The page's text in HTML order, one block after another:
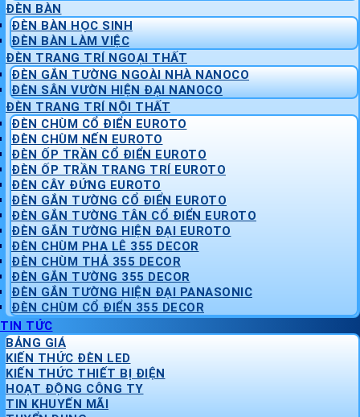
ĐÈN BÀN
ĐÈN BÀN HỌC SINH
ĐÈN BÀN LÀM VIỆC
ĐÈN TRANG TRÍ NGOẠI THẤT
ĐÈN GẮN TƯỜNG NGOÀI NHÀ NANOCO
ĐÈN SÂN VƯỜN HIỆN ĐẠI NANOCO
ĐÈN TRANG TRÍ NỘI THẤT
ĐÈN CHÙM CỔ ĐIỂN EUROTO
ĐÈN CHÙM NẾN EUROTO
ĐÈN ỐP TRẦN CỔ ĐIỂN EUROTO
ĐÈN ỐP TRẦN TRANG TRÍ EUROTO
ĐÈN CÂY ĐỨNG EUROTO
ĐÈN GẮN TƯỜNG CỔ ĐIỂN EUROTO
ĐÈN GẮN TƯỜNG TÂN CỔ ĐIỂN EUROTO
ĐÈN GẮN TƯỜNG HIỆN ĐẠI EUROTO
ĐÈN CHÙM PHA LÊ 355 DECOR
ĐÈN CHÙM THẢ 355 DECOR
ĐÈN GẮN TƯỜNG 355 DECOR
ĐÈN GẮN TƯỜNG HIỆN ĐẠI PANASONIC
ĐÈN CHÙM CỔ ĐIỂN 355 DECOR
TIN TỨC
BẢNG GIÁ
KIẾN THỨC ĐÈN LED
KIẾN THỨC THIẾT BỊ ĐIỆN
HOẠT ĐỘNG CÔNG TY
TIN KHUYẾN MÃI